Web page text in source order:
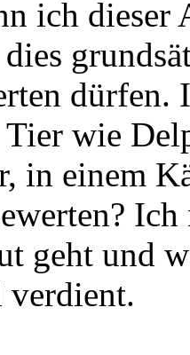
ich dieser
wie
in einem
geht und
verdient.